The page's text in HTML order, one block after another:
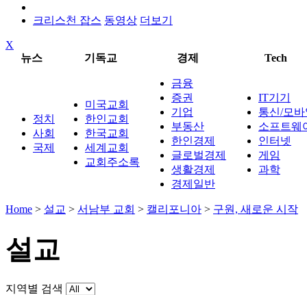
크리스천 잡스 동영상 더보기
X
뉴스
기독교 경제 Tech
정치
사회
국제
미국교회
한인교회
한국교회
세계교회
교회주소록
금융
증권
기업
부동산
한인경제
글로벌경제
생활경제
경제일반
IT기기
통신/모
소프트웨
인터넷
게임
과학
Home > 설교 > 서남부 교회 > 캘리포니아 > 구원, 새로운 시작
설교
지역별 검색